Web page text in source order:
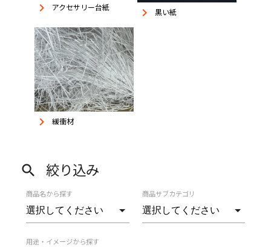
keyboard_arrow_right アクセサリー台紙 keyboard_arrow_right 黒い紙
keyboard_arrow_right 緩衝材
search 絞り込み
商品名から探す 商品サブカテゴリ
用途・イメージから探す